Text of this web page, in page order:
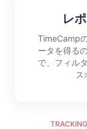
レ
TimeCamp
ータを得る
で、フィル
ス